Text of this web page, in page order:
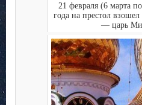
21 февраля (6 марта
года на престол
— царь